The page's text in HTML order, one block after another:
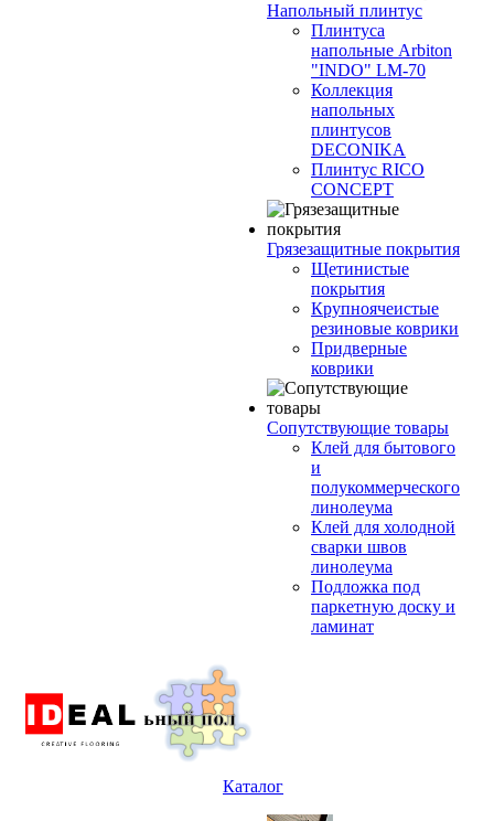
Напольный плинтус
Плинтуса
напольные Arbiton
"INDO" LM-70
Коллекция
напольных
плинтусов
DECONIKA
Плинтус RICO
CONCEPT
Грязезащитные покрытия
Щетинистые
покрытия
Крупноячеистые
резиновые коврики
Придверные
коврики
Сопутствующие товары
Клей для бытового
и
полукоммерческого
линолеума
Клей для холодной
сварки швов
линолеума
Подложка под
паркетную доску и
ламинат
Каталог